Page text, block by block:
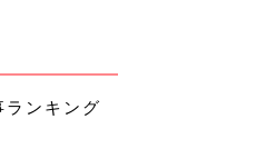
ンキング